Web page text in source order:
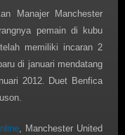
Manajer Manchester
pemain di kubu
memiliki incaran 2
di januari mendatang
2012. Duet Benfica
, Manchester United